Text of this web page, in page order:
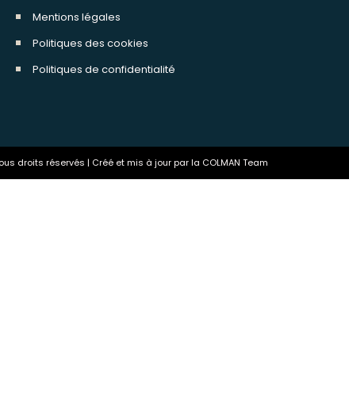
Mentions légales
Politiques des cookies
Politiques de confidentialité
droits réservés | Créé et mis à jour par la COLMAN Team